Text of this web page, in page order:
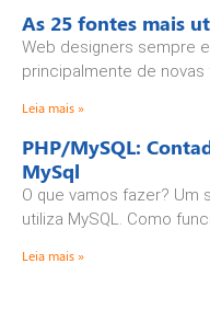
As 25 fontes mais
Web designers sempre
principalmente de
Leia mais »
PHP/MySQL:
MySql
O que vamos fazer?
utiliza MySQL. Como
Leia mais »